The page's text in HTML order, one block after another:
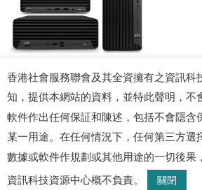
產品查詢
© 2026 資訊科技資源中心
香港社會服務聯會及其全資擁有之資訊科
知，提供本網站的資料，並特此聲明，不
軟件作出任何保証和陳述，包括不會隱含
某一用途。在任何情況下，任何第三方選
數據或軟件作規劃或其他用途的一切後果
資訊科技資源中心概不負責。
關閉